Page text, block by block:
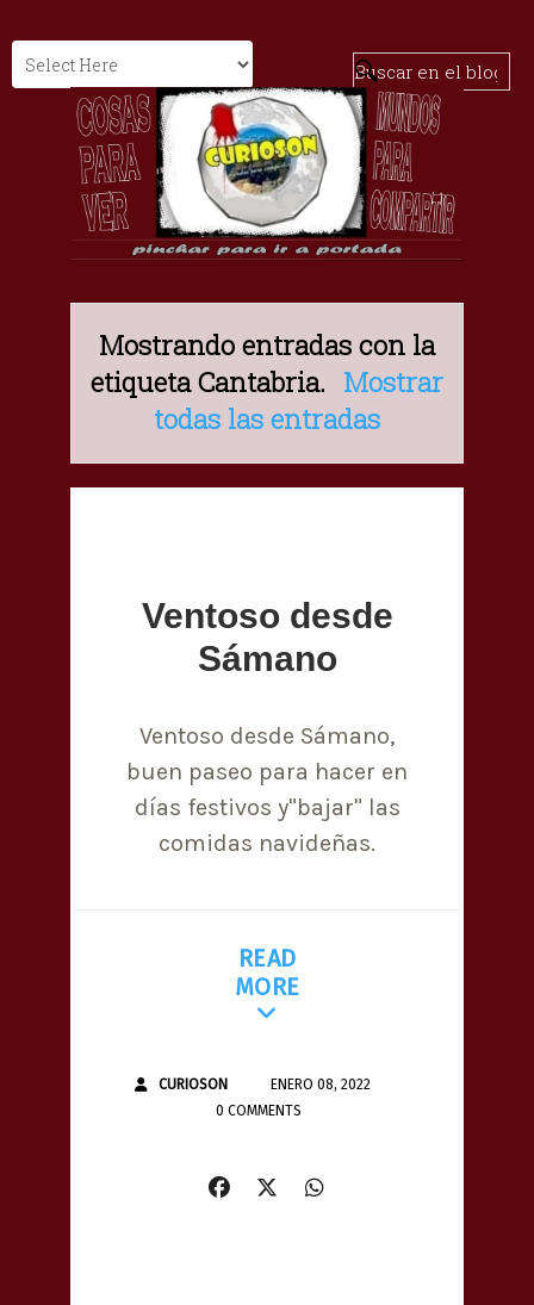
Mostrando entradas con la
etiquetaCantabria. Mostrar
todas las entradas
Ventoso desde
Sámano
Ventoso desde Sámano,
buen paseo para hacer en
días festivos y"bajar" las
comidas navideñas.
READ
MORE
CURIOSON
ENERO 08, 2022
0 COMMENTS